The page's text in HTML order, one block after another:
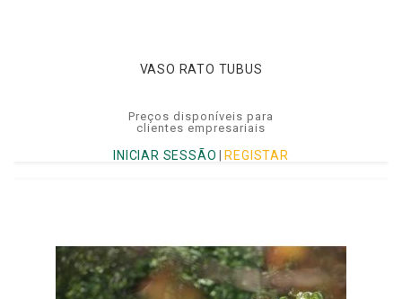
VASO RATO TUBUS
Preços disponíveis para
clientes empresariais
INICIAR SESSÃO REGISTAR